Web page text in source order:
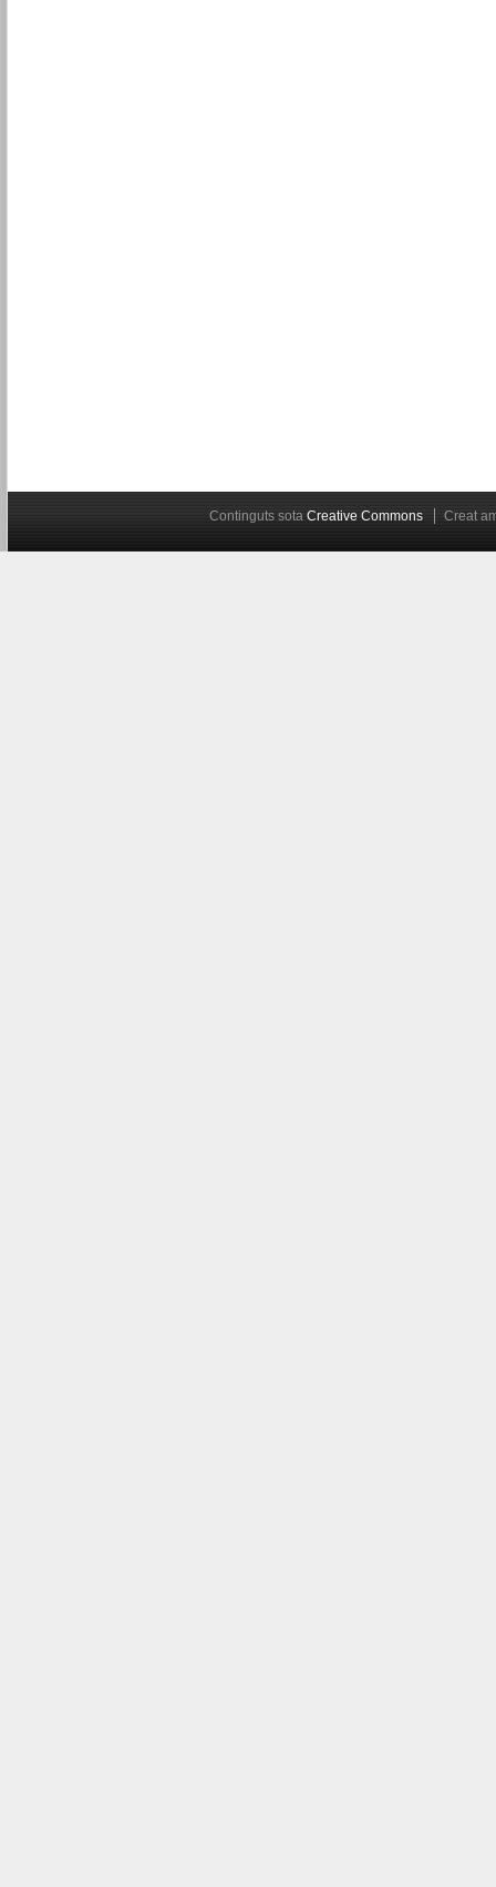
Continguts sotaCreative Commons Creat